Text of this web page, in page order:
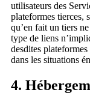
utilisateurs des
plateformes tierces,
qu’en fait un tiers
type de liens
desdites
dans les situations
4.